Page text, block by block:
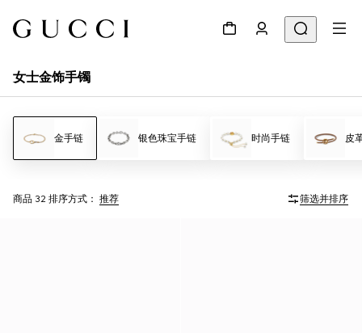
女士金饰手镯
金手链 银色珠宝手链 时尚手链 皮
商品 32 排序方式： 推荐 筛选并排序